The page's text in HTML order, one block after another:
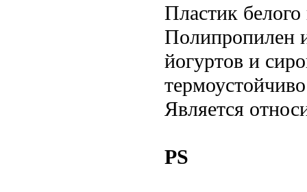
Пластик
Полипропилен
йогуртов и
Является
PS